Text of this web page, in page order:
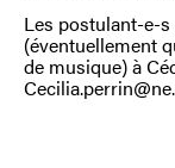
Les postulant-e-
(éventuellement
de musique) à